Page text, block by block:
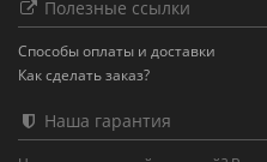
Полезные ссылки
Способы оплаты и доставки
Как сделать заказ?
Наша гарантия